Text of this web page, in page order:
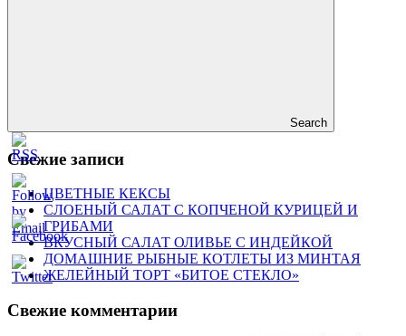
Search
Свежие записи
ЦВЕТНЫЕ КЕКСЫ
СЛОЕНЫЙ САЛАТ С КОПЧЕНОЙ КУРИЦЕЙ И
ГРИБАМИ
ВКУСНЫЙ САЛАТ ОЛИВЬЕ С ИНДЕЙКОЙ
ДОМАШНИЕ РЫБНЫЕ КОТЛЕТЫ ИЗ МИНТАЯ
ЖЕЛЕЙНЫЙ ТОРТ «БИТОЕ СТЕКЛО»
Свежие комментарии